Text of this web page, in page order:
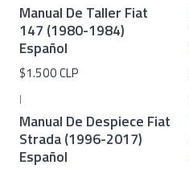
Manual De Taller Fiat
147 (1980-1984)
Español
$1.500 CLP
|
Manual De Despiece Fiat
Strada (1996-2017)
Español